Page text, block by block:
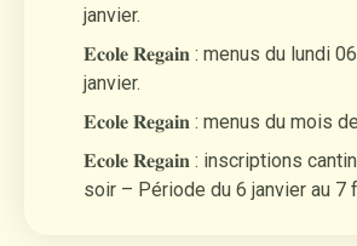
janvier.
𝐄𝐜𝐨𝐥𝐞 𝐑𝐞𝐠𝐚𝐢𝐧 : menus du lundi
janvier.
𝐄𝐜𝐨𝐥𝐞 𝐑𝐞𝐠𝐚𝐢𝐧 : menus du mois
𝐄𝐜𝐨𝐥𝐞 𝐑𝐞𝐠𝐚𝐢𝐧 : inscriptions
soir – Période du 6 janvier au 7